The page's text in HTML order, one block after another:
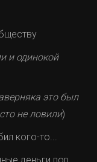
и одинокой
это был
не ловили)
кого-то...